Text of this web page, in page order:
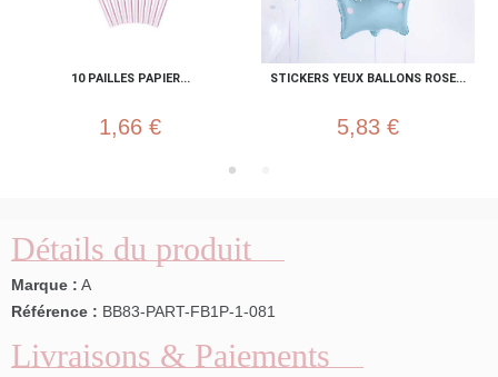
10 PAILLES PAPIER...
1,66 €
STICKERS YEUX BALLONS ROSE...
5,83 €
Détails du produit
Marque : A
Référence : BB83-PART-FB1P-1-081
Livraisons & Paiements